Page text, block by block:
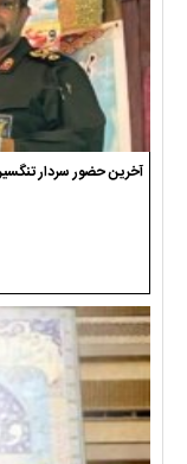
آخرین حضور سردار